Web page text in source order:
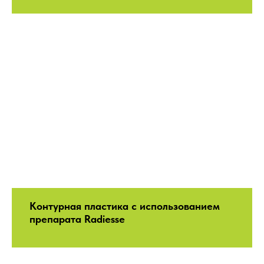
Контурная пластика с использованием
препарата Radiesse